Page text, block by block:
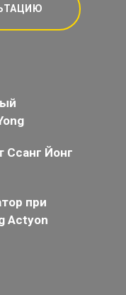
Ссанг Йонг
при
Actyon